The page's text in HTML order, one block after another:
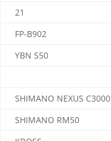
21
FP-B902
YBN S50
SHIMANO NEXUS C3000
SHIMANO RM50